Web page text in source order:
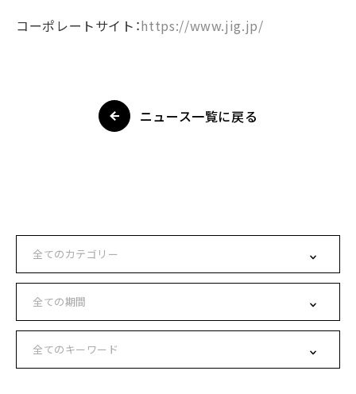
コーポレートサイト：https://www.jig.jp/
ニュース一覧に戻る